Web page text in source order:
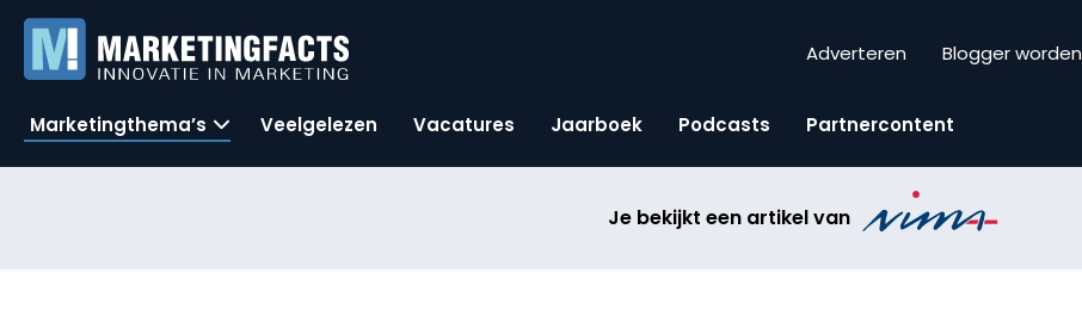
Adverteren Blogger worden
Marketingthema’s Veelgelezen Vacatures Jaarboek Podcasts Partnercontent
Je bekijkt een artikel van